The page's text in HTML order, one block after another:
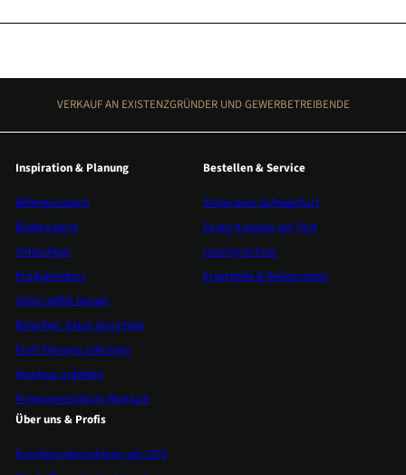
Adresse
VERKAUF AN EXISTENZGRÜNDER UND GEWERBETREIBENDE
Inspiration & Planung
Referenzsalons
Bildergalerie
Videostipps
Produktvideos
Salon selbst planen
Ratgeber: Salon einrichten
Profi Planung anfragen
Headspa anbieten
Friseureinrichtung Magazin
Bestellen & Service
Showroom Schweinfurt
Gratis-Katalog per Post
Leasingrechner
Ersatzteile & Reklamation
Über uns & Profis
Familienunternehmen seit 1970